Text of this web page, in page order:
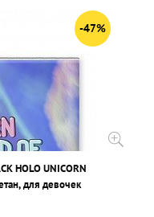
-47%
HOLO UNICORN
для девочек